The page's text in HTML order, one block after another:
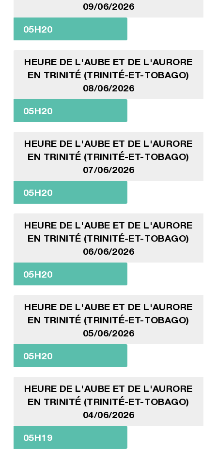
09/06/2026
05H20
HEURE DE L'AUBE ET DE L'AURORE
EN TRINITÉ (TRINITÉ-ET-TOBAGO)
08/06/2026
05H20
HEURE DE L'AUBE ET DE L'AURORE
EN TRINITÉ (TRINITÉ-ET-TOBAGO)
07/06/2026
05H20
HEURE DE L'AUBE ET DE L'AURORE
EN TRINITÉ (TRINITÉ-ET-TOBAGO)
06/06/2026
05H20
HEURE DE L'AUBE ET DE L'AURORE
EN TRINITÉ (TRINITÉ-ET-TOBAGO)
05/06/2026
05H20
HEURE DE L'AUBE ET DE L'AURORE
EN TRINITÉ (TRINITÉ-ET-TOBAGO)
04/06/2026
05H19